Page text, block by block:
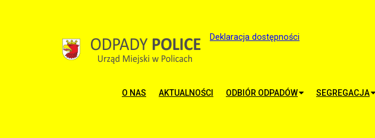
Deklaracja dostępności
O NAS AKTUALNOŚCI ODBIÓR ODPADÓW SEGREGACJA